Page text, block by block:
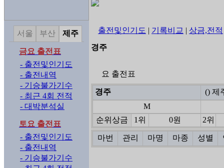
서울 부산 제주
금요 출전표
- 출전및인기도
- 출전내역
- 기승불가기수
- 최근 4회 전적
- 대박분석실
토요 출전표
- 출전및인기도
- 출전내역
- 기승불가기수
출전및인기도 | 기록비교 | 상금,전적
경주
요 출전표
경주
() 제
M
순위상금
1위 0원 2위
마번 관리 마명 마종 성별